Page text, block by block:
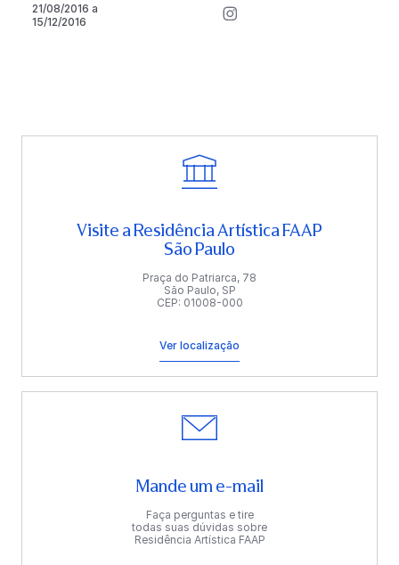
21/08/2016 a
15/12/2016
Visite a Residência Artística FAAP
São Paulo
Praça do Patriarca, 78
São Paulo, SP
CEP: 01008-000
Ver localização
Mande um e-mail
Faça perguntas e tire
todas suas dúvidas sobre
Residência Artística FAAP